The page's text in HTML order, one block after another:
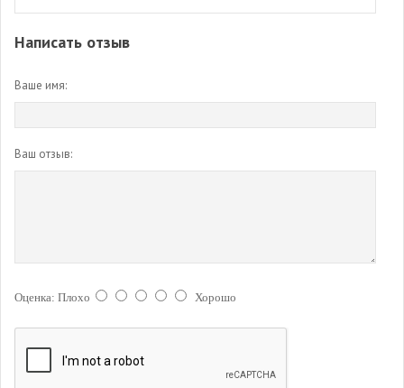
Написать отзыв
Ваше имя:
Ваш отзыв:
Оценка: Плохо Хорошо